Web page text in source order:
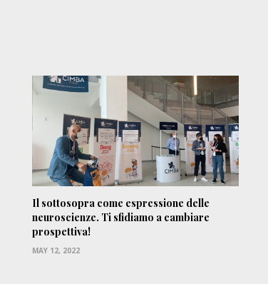
Il sottosopra come espressione delle
neuroscienze. Ti sfidiamo a cambiare
prospettiva!
MAY 12, 2022